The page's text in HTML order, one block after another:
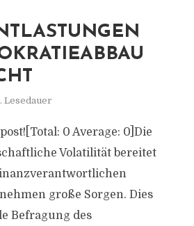
Lesedauer
0 Average: 0]Die
Volatilität bereitet
große Sorgen. Dies
Befragung des